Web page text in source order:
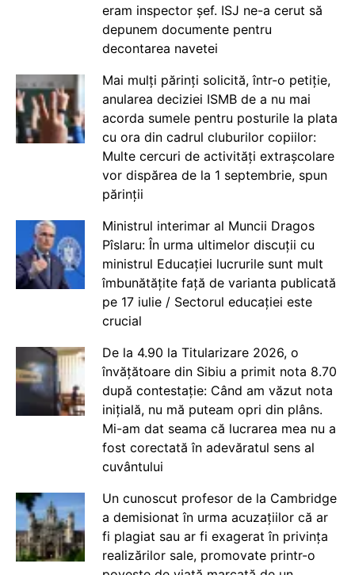
eram inspector șef. ISJ ne-a cerut să
depunem documente pentru
decontarea navetei
Mai mulți părinți solicită, într-o petiție,
anularea deciziei ISMB de a nu mai
acorda sumele pentru posturile la plata
cu ora din cadrul cluburilor copiilor:
Multe cercuri de activități extrașcolare
vor dispărea de la 1 septembrie, spun
părinții
Ministrul interimar al Muncii Dragos
Pîslaru: În urma ultimelor discuții cu
ministrul Educației lucrurile sunt mult
îmbunătățite față de varianta publicată
pe 17 iulie / Sectorul educației este
crucial
De la 4.90 la Titularizare 2026, o
învățătoare din Sibiu a primit nota 8.70
după contestație: Când am văzut nota
inițială, nu mă puteam opri din plâns.
Mi-am dat seama că lucrarea mea nu a
fost corectată în adevăratul sens al
cuvântului
Un cunoscut profesor de la Cambridge
a demisionat în urma acuzațiilor că ar
fi plagiat sau ar fi exagerat în privința
realizărilor sale, promovate printr-o